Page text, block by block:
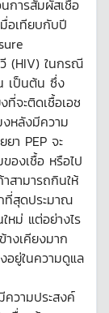
การสัมผัสเชื้อ
อเทียบกับปี
(HIV) ในกรณี
เป็นต้น ซึ่ง
จะติดเชื้อเอช
งหลังมีความ
า PEP จะ
องเชื้อ หรือไป
สามารถกินให้
ที่สุดประมาณ
หม่ แต่อย่างไร
างเคียงมาก
อยู่ในความดูแล
วามประสงค์